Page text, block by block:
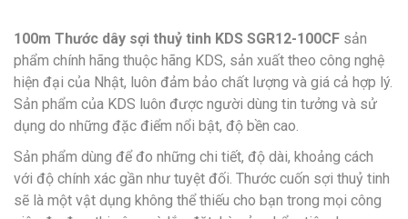
100m Thước dây sợi thuỷ tinh KDS SGR12-100CF sản
phẩm chính hãng thuộc hãng KDS, sản xuất theo công nghệ
hiện đại của Nhật, luôn đảm bảo chất lượng và giá cả hợp lý.
Sản phẩm của KDS luôn được người dùng tin tưởng và sử
dụng do những đặc điểm nổi bật, độ bền cao.
Sản phẩm dùng để đo những chi tiết, độ dài, khoảng cách
với độ chính xác gần như tuyệt đối. Thước cuốn sợi thuỷ tinh
sẽ là một vật dụng không thể thiếu cho bạn trong mọi công